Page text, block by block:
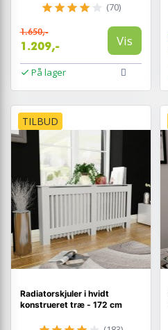
(70)
1.650,-
1.209,- Vis
På lager
TILBUD
Radiatorskjuler i hvidt
konstrueret træ - 172 cm